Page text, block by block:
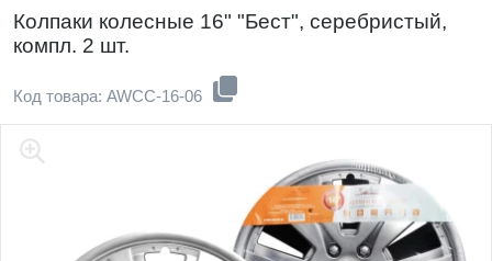
Колпаки колесные 16" "Бест", серебристый,
компл. 2 шт.
Код товара: AWCC-16-06